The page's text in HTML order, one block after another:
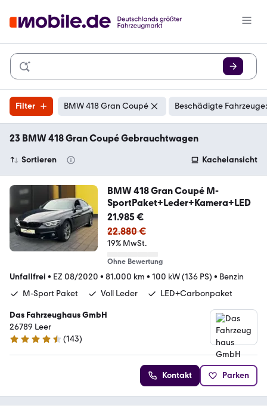
Filter BMW 418 Gran Coupé Beschädigte
23 BMW 418 Gran Coupé Gebrauchtwagen
Sortieren Kachelansicht
BMW 418 Gran Coupé M-
SportPaket+Leder+Kamera+LED
21.985 €
22.880 €
19% MwSt.
Ohne Bewertung
Unfallfrei • EZ 08/2020 • 81.000 km • 100 kW (136 PS) • Benzin
M-Sport Paket
Voll Leder LED+Carbonpaket
Das Fahrzeughaus GmbH
26789 Leer
4.5 Sterne
(143)
Kontakt Parken